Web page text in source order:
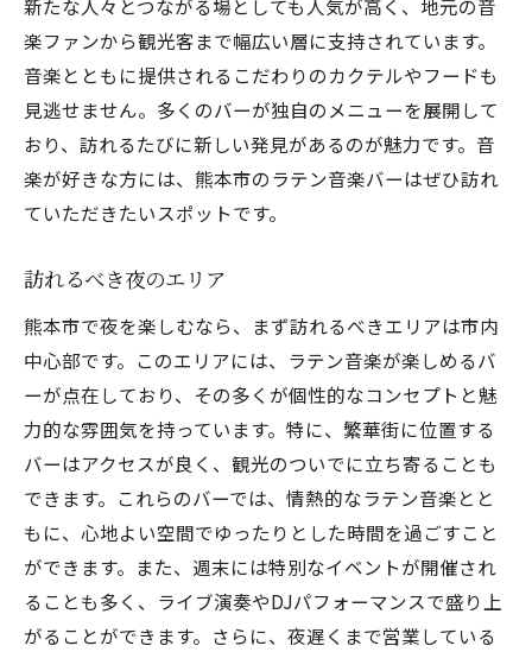
新たな人々とつながる場としても人気が高く、地元の音
楽ファンから観光客まで幅広い層に支持されています。
音楽とともに提供されるこだわりのカクテルやフードも
見逃せません。多くのバーが独自のメニューを展開して
おり、訪れるたびに新しい発見があるのが魅力です。音
楽が好きな方には、熊本市のラテン音楽バーはぜひ訪れ
ていただきたいスポットです。
訪れるべき夜のエリア
熊本市で夜を楽しむなら、まず訪れるべきエリアは市内
中心部です。このエリアには、ラテン音楽が楽しめるバ
ーが点在しており、その多くが個性的なコンセプトと魅
力的な雰囲気を持っています。特に、繁華街に位置する
バーはアクセスが良く、観光のついでに立ち寄ることも
できます。これらのバーでは、情熱的なラテン音楽とと
もに、心地よい空間でゆったりとした時間を過ごすこと
ができます。また、週末には特別なイベントが開催され
ることも多く、ライブ演奏やDJパフォーマンスで盛り上
がることができます。さらに、夜遅くまで営業している